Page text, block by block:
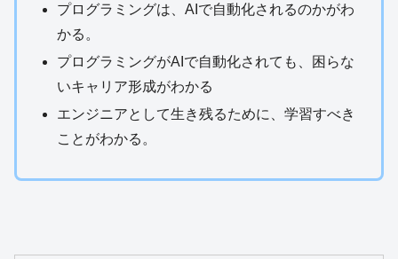
プログラミングは、AIで自動化されるのかがわ
かる。
プログラミングがAIで自動化されても、困らな
いキャリア形成がわかる
エンジニアとして生き残るために、学習すべき
ことがわかる。